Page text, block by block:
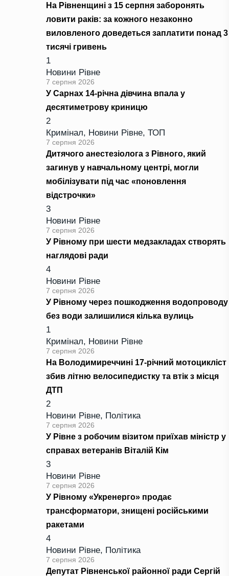
На Рівненщині з 15 серпня заборонять
ловити раків: за кожного незаконно
виловленого доведеться заплатити понад 3
тисячі гривень
1
Новини Рівне
7 серпня 2026
У Сарнах 14-річна дівчина впала у
десятиметрову криницю
2
Кримінал, Новини Рівне, ТОП
7 серпня 2026
Дитячого анестезіолога з Рівного, який
загинув у навчальному центрі, могли
мобілізувати під час «поновлення
відстрочки»
3
Новини Рівне
7 серпня 2026
У Рівному при шести медзакладах створять
наглядові ради
4
Новини Рівне
7 серпня 2026
У Рівному через пошкодження водопроводу
без води залишилися кілька вулиць
1
Кримінал, Новини Рівне
7 серпня 2026
На Володимиреччині 17-річний мотоцикліст
збив літню велосипедистку та втік з місця
ДТП
2
Новини Рівне, Політика
7 серпня 2026
У Рівне з робочим візитом приїхав міністр у
справах ветеранів Віталій Кім
3
Новини Рівне
7 серпня 2026
У Рівному «Укренерго» продає
трансформатори, знищені російськими
ракетами
4
Новини Рівне, Політика
7 серпня 2026
Депутат Рівненської районної ради Сергій